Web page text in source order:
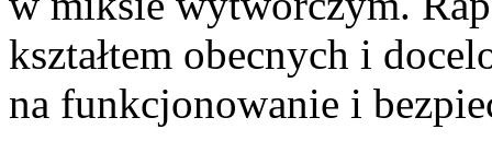
kształtem obecnych i
na funkcjonowanie i